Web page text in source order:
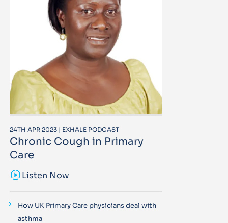
24TH APR 2023 | EXHALE PODCAST
Chronic Cough in Primary
Care
sound_samplerListen Now
How UK Primary Care physicians deal with
asthma